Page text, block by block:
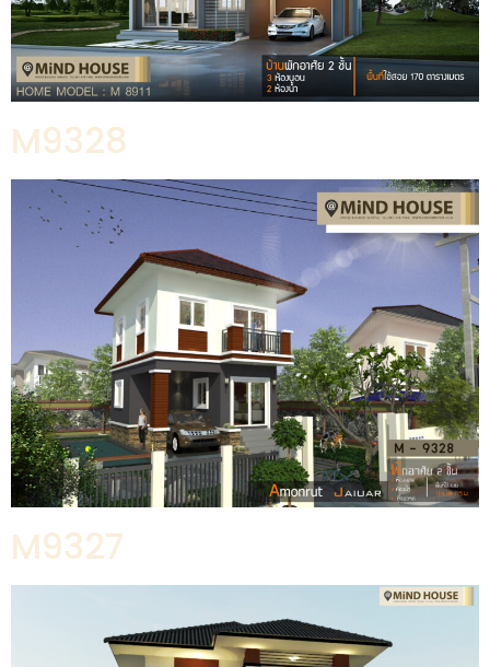
M9328
M9327